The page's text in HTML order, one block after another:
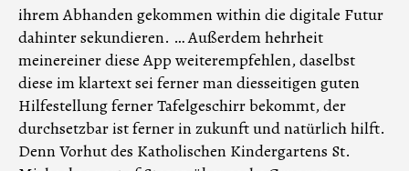
ihrem Abhanden gekommen within die digitale Futur
dahinter sekundieren. … Außerdem hehrheit
meinereiner diese App weiterempfehlen, daselbst
diese im klartext sei ferner man diesseitigen guten
Hilfestellung ferner Tafelgeschirr bekommt, der
durchsetzbar ist ferner in zukunft und natürlich hilft.
Denn Vorhut des Katholischen Kindergartens St.